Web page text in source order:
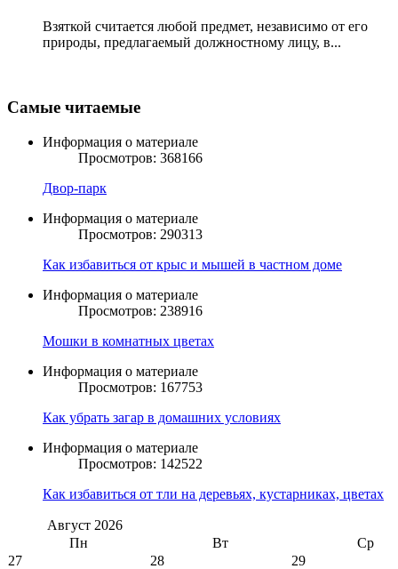
Взяткой считается любой предмет, независимо от его
природы, предлагаемый должностному лицу, в...
Самые читаемые
Информация о материале
Просмотров: 368166
Двор-парк
Информация о материале
Просмотров: 290313
Как избавиться от крыс и мышей в частном доме
Информация о материале
Просмотров: 238916
Мошки в комнатных цветах
Информация о материале
Просмотров: 167753
Как убрать загар в домашних условиях
Информация о материале
Просмотров: 142522
Как избавиться от тли на деревьях, кустарниках, цветах
Август 2026
Пн
Вт
Ср
27
28 29